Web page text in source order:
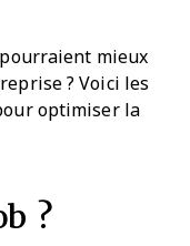
mieux
? Voici les
optimiser la
?